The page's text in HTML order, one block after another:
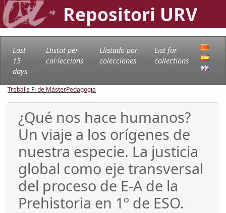
Repositori URV
Last
15
days
Llistat per
col·leccions
Llistado por
colecciones
List for
collections
Treballs Fi de MàsterPedagogia
¿Qué nos hace humanos?
Un viaje a los orígenes de
nuestra especie. La justicia
global como eje transversal
del proceso de E-A de la
Prehistoria en 1º de ESO.